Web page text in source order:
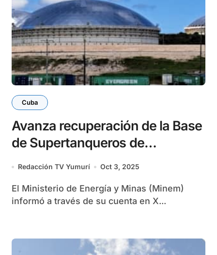
Cuba
Avanza recuperación de la Base
de Supertanqueros de
Matanzas
Redacción TV Yumurí Oct 3, 2025
El Ministerio de Energía y Minas (Minem)
informó a través de su cuenta en X...